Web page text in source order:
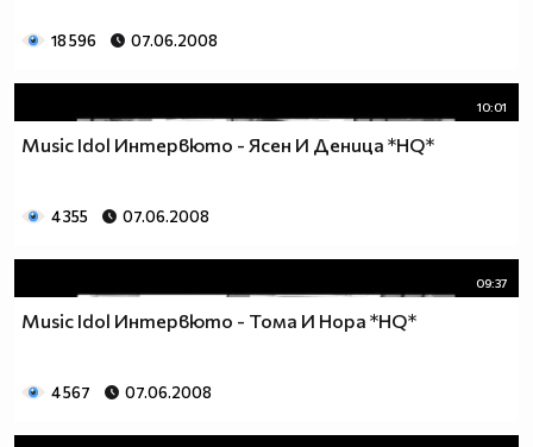
18 596 07.06.2008
10:01
Music Idol Интервюто - Ясен И Деница *HQ*
4 355 07.06.2008
09:37
Music Idol Интервюто - Тома И Нора *HQ*
4 567 07.06.2008